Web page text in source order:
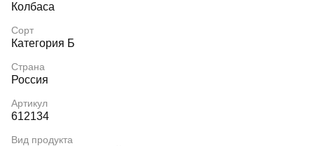
Колбаса
Сорт
Категория Б
Страна
Россия
Артикул
612134
Вид продукта